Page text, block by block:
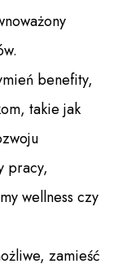
benefity,
takie jak
pracy,
wellness czy
zamieść